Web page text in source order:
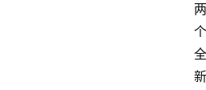
两
个
全
新